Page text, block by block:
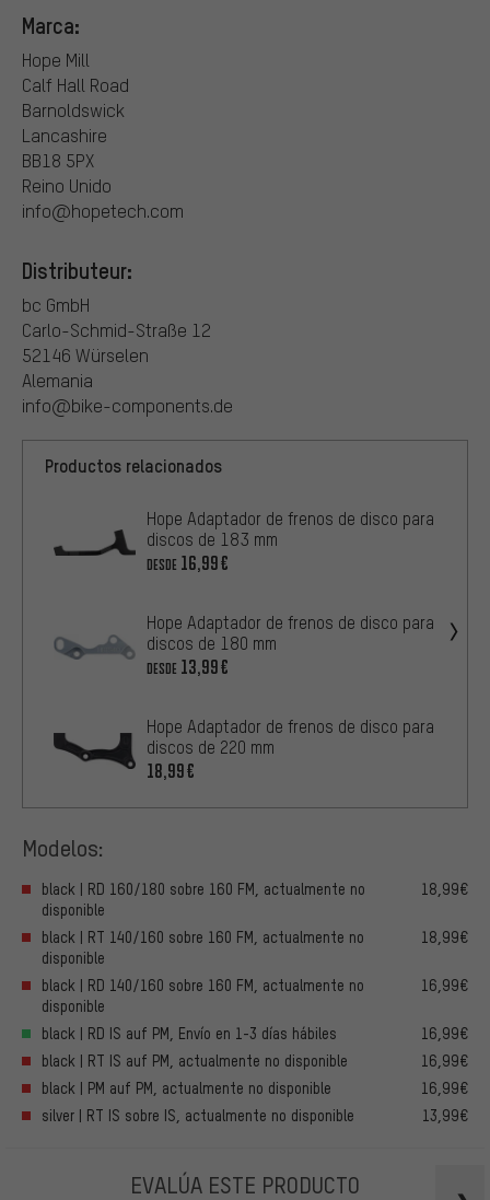
Marca:
Hope Mill
Calf Hall Road
Barnoldswick
Lancashire
BB18 5PX
Reino Unido
info@hopetech.com
Distributeur:
bc GmbH
Carlo-Schmid-Straße 12
52146 Würselen
Alemania
info@bike-components.de
Productos relacionados
Hope Adaptador de frenos de disco para
discos de 183 mm
DESDE 16,99€
Hope Adaptador de frenos de disco para
discos de 180 mm
DESDE 13,99€
Hope Adaptador de frenos de disco para
discos de 220 mm
18,99€
Modelos:
black | RD 160/180 sobre 160 FM, actualmente no
disponible
18,99€
black | RT 140/160 sobre 160 FM, actualmente no
disponible
18,99€
black | RD 140/160 sobre 160 FM, actualmente no
disponible
16,99€
black | RD IS auf PM, Envío en 1-3 días hábiles
16,99€
black | RT IS auf PM, actualmente no disponible
16,99€
black | PM auf PM, actualmente no disponible
16,99€
silver | RT IS sobre IS, actualmente no disponible
13,99€
EVALÚA ESTE PRODUCTO